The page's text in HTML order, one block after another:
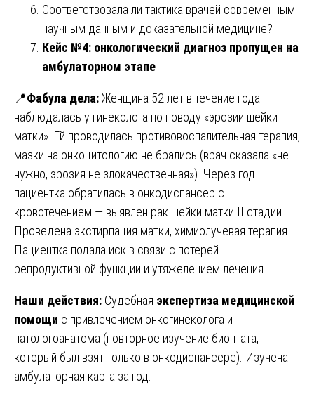
Соответствовала ли тактика врачей современным
научным данным и доказательной медицине?
Кейс №4: онкологический диагноз пропущен на
амбулаторном этапе
📍Фабула дела:Женщина 52 лет в течение года
наблюдалась у гинеколога по поводу «эрозии шейки
матки». Ей проводилась противовоспалительная терапия,
мазки на онкоцитологию не брались (врач сказала «не
нужно, эрозия не злокачественная»). Через год
пациентка обратилась в онкодиспансер с
кровотечением — выявлен рак шейки матки II стадии.
Проведена экстирпация матки, химиолучевая терапия.
Пациентка подала иск в связи с потерей
репродуктивной функции и утяжелением лечения.
Наши действия: Судебная экспертиза медицинской
помощи с привлечением онкогинеколога и
патологоанатома (повторное изучение биоптата,
который был взят только в онкодиспансере). Изучена
амбулаторная карта за год.